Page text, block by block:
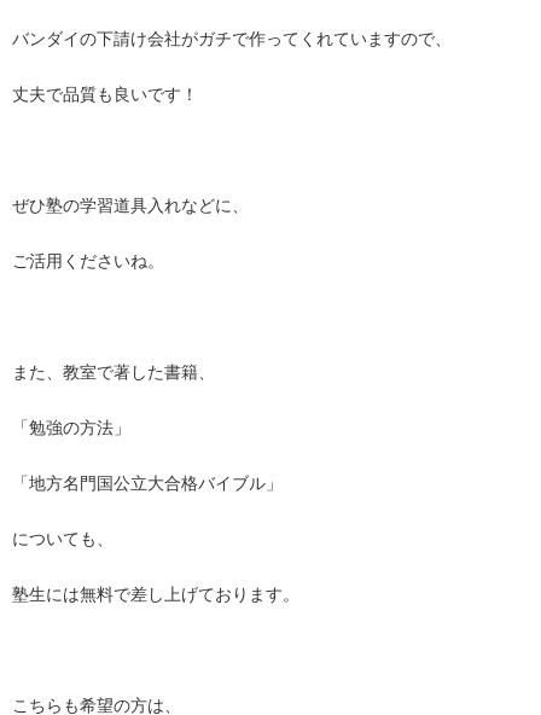
バンダイの下請け会社がガチで作ってくれていますので、
丈夫で品質も良いです！
ぜひ塾の学習道具入れなどに、
ご活用くださいね。
また、教室で著した書籍、
「勉強の方法」
「地方名門国公立大合格バイブル」
についても、
塾生には無料で差し上げております。
こちらも希望の方は、